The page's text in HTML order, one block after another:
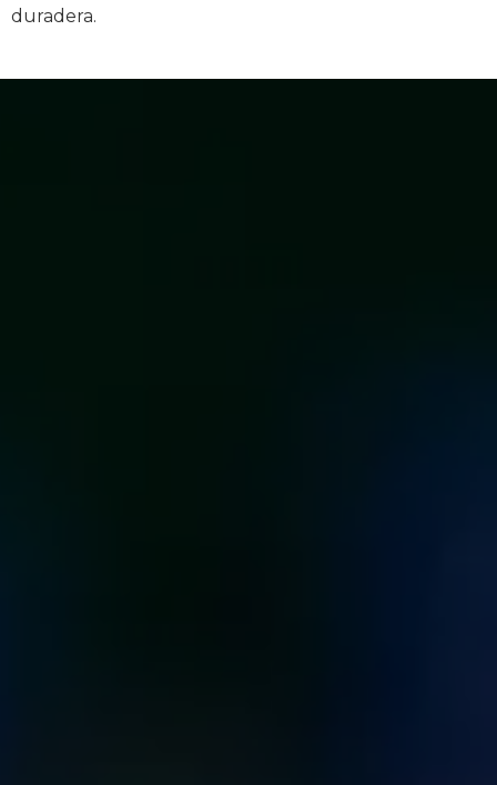
duradera.